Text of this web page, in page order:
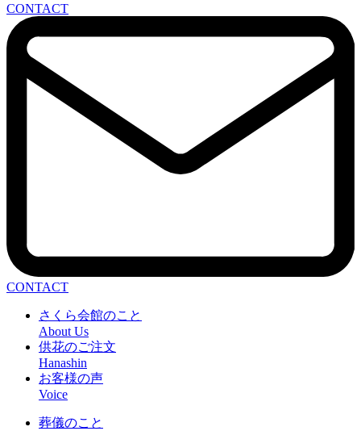
CONTACT
CONTACT
さくら会館のこと
About Us
供花のご注文
Hanashin
お客様の声
Voice
葬儀のこと